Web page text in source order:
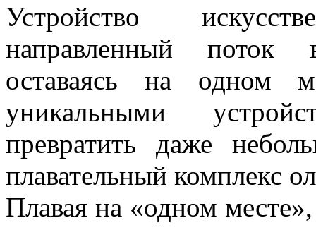
Устройство
направленный поток
оставаясь на одном
уникальными
превратить даже
плавательный комплекс
Плавая на «одном